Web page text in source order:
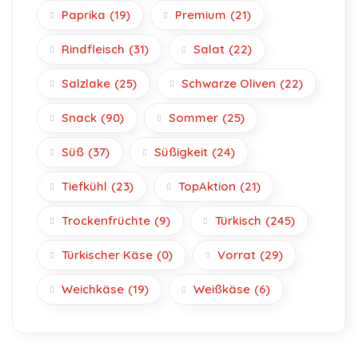
Paprika (19) Premium (21)
Rindfleisch (31) Salat (22)
Salzlake (25) Schwarze Oliven (22)
Snack (90) Sommer (25)
Süß (37) Süßigkeit (24)
Tiefkühl (23) TopAktion (21)
Trockenfrüchte (9) Türkisch (245)
Türkischer Käse (0) Vorrat (29)
Weichkäse (19) Weißkäse (6)